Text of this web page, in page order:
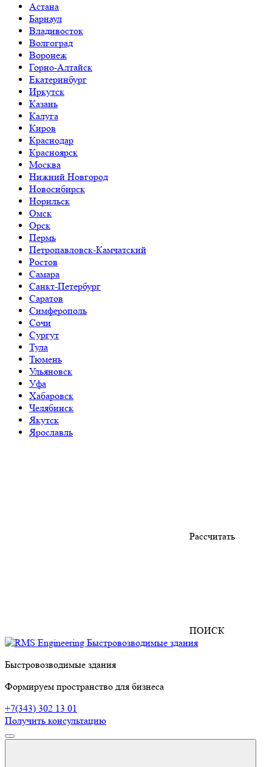
Астана
Барнаул
Владивосток
Волгоград
Воронеж
Горно-Алтайск
Екатеринбург
Иркутск
Казань
Калуга
Киров
Краснодар
Красноярск
Москва
Нижний Новгород
Новосибирск
Норильск
Омск
Орск
Пермь
Петропавловск-Камчатский
Ростов
Самара
Санкт-Петербург
Саратов
Симферополь
Сочи
Сургут
Тула
Тюмень
Ульяновск
Уфа
Хабаровск
Челябинск
Якутск
Ярославль
Рассчитать
ПОИСК
Быстровозводимые здания
Формируем пространство для бизнеса
+7(343) 302 13 01
Получить консультацию